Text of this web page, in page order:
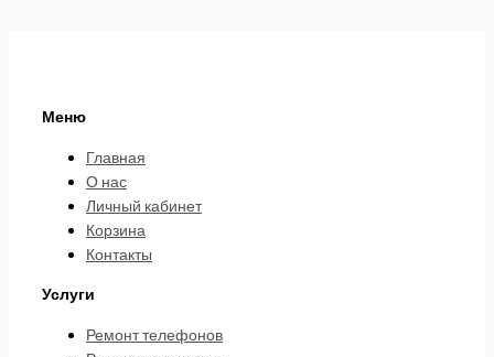
Меню
Главная
О нас
Личный кабинет
Корзина
Контакты
Услуги
Ремонт телефонов